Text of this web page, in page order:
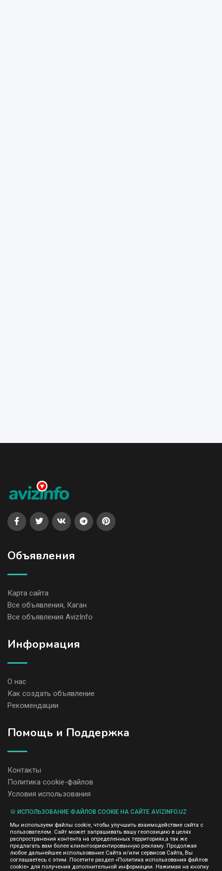
Объявления
Карта сайта
Все объявления, Каган
Все объявления AvizInfo
Информация
О нас
Как создать объявление
Рекомендации
Помощь и Поддержка
Контакты
Политика cookie-файлов
Условия использования
содержание размещенных объявлений.
Мы ценим конфиденциальность наших пользователей. Мы не
передаем и не продаем личную информацию зарегистрированных
пользователей AvizInfo.uz третьим лицам. Мы не отвечаем за
правила конфиденциальности сайтов на которые ссылается
AvizInfo.uz. На некоторых страницах нашего сайта представлена
🍪 ИСПОЛЬЗОВАНИЕ ФАЙЛОВ COOKIE НА САЙТЕ AVIZINFO.UZ
Мы используем файлы cookie, чтобы улучшить взаимодействие сайта с
пользователем. Сайт может запрашивать вашу геопозицию в целях
распространения контента на определенных территориях,а так же
предлагать вам более клиентоориентированную рекламу. Продолжая
любое дальнейшее использование Сайта и/или сервисов Сайта, Вы
соглашаетесь с этим. Посетите раздел «Политика использования файлов
cookie» для получения дополнительной информации. Нажимая на кнопку